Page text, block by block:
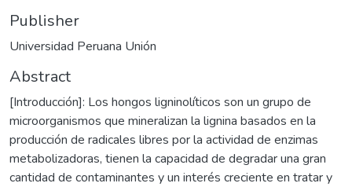
Publisher
Universidad Peruana Unión
Abstract
[Introducción]: Los hongos ligninolíticos son un grupo de
microorganismos que mineralizan la lignina basados en la
producción de radicales libres por la actividad de enzimas
metabolizadoras, tienen la capacidad de degradar una gran
cantidad de contaminantes y un interés creciente en tratar y